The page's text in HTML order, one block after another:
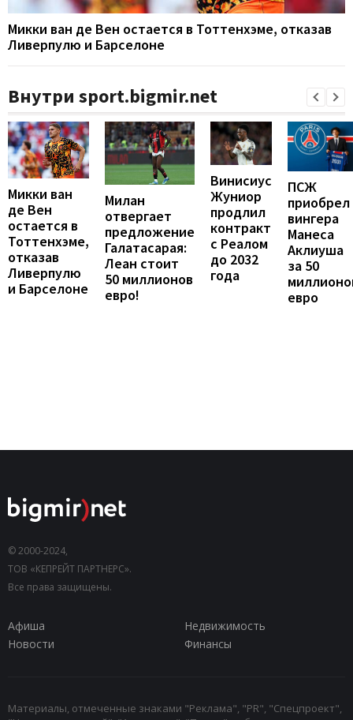
Микки ван де Вен остается в Тоттенхэме, отказав
Ливерпулю и Барселоне
Внутри sport.bigmir.net
Микки ван
де Вен
остается в
Тоттенхэме,
отказав
Ливерпулю
и Барселоне
Милан
отвергает
предложение
Галатасарая:
Леан стоит
50 миллионов
евро!
Винисиус
Жуниор
продлил
контракт
с Реалом
до 2032
года
ПСЖ
приобрел
вингера
Манеса
Аклиуша
за 50
евро
© 2000-2024,
ТОВ «КЕПРЕЙТ ПАРТНЕРС».
Все права защищены.
Афиша
Недвижимость
Новости
Финансы
Материалы, отмеченные знаками "Реклама", "PR", "Спецпроект",